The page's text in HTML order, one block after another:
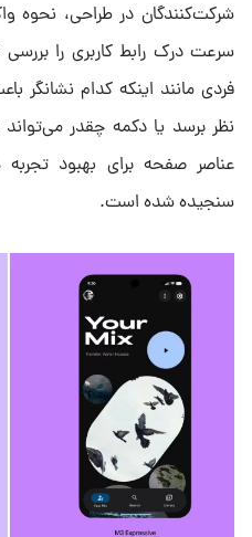
شرکت‌کنندگان در طراحی، نحوه
سرعت درک رابط کاربری را
فردی مانند اینکه کدام نشانگر
نظر برسد یا دکمه چقدر
عناصر صفحه برای بهبود تجربه
سنجیده شده است.